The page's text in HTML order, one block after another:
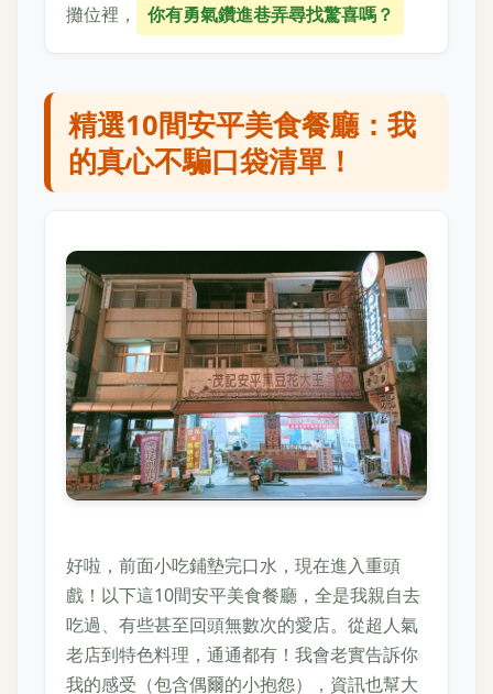
攤位裡，
你有勇氣鑽進巷弄尋找驚喜嗎？
精選10間安平美食餐廳：我
的真心不騙口袋清單！
好啦，前面小吃鋪墊完口水，現在進入重頭
戲！以下這10間安平美食餐廳，全是我親自去
吃過、有些甚至回頭無數次的愛店。從超人氣
老店到特色料理，通通都有！我會老實告訴你
我的感受（包含偶爾的小抱怨），資訊也幫大